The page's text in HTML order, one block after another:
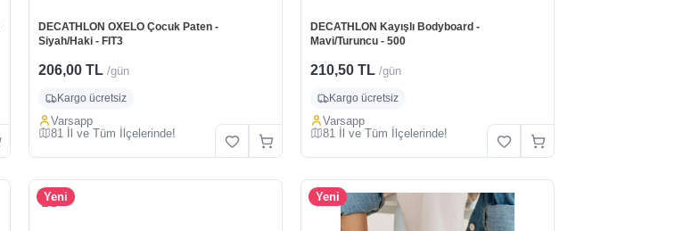
DECATHLON OXELO Çocuk Paten -
Siyah/Haki - FIT3
206,00 TL /gün
Kargo ücretsiz
Varsapp
81 İl ve Tüm İlçelerinde!
DECATHLON Kayışlı Bodyboard -
Mavi/Turuncu - 500
210,50 TL /gün
Kargo ücretsiz
Varsapp
81 İl ve Tüm İlçelerinde!
Yeni Yeni